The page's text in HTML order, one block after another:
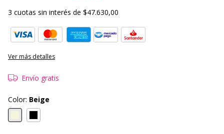
3 cuotas sin interés de $47.630,00
Ver más detalles
Envío gratis
Color: Beige